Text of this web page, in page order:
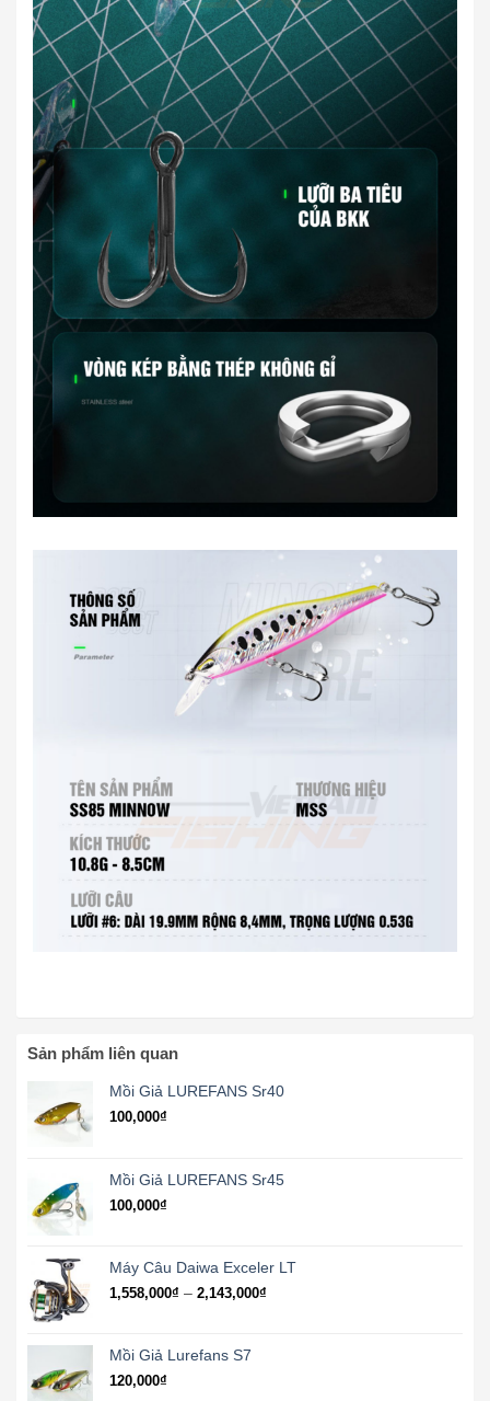
Sản phẩm liên quan
Mồi Giả LUREFANS Sr40
100,000₫
Mồi Giả LUREFANS Sr45
100,000₫
Máy Câu Daiwa Exceler LT
1,558,000₫ – 2,143,000₫
Mồi Giả Lurefans S7
120,000₫